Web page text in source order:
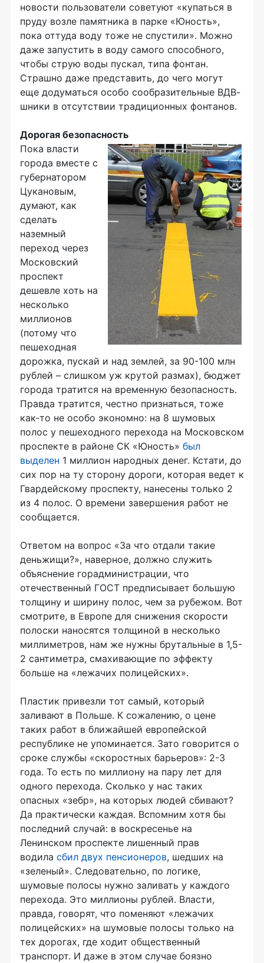
новости пользователи советуют «купаться в
пруду возле памятника в парке «Юность»,
пока оттуда воду тоже не спустили». Можно
даже запустить в воду самого способного,
чтобы струю воды пускал, типа фонтан.
Страшно даже представить, до чего могут
еще додуматься особо сообразительные ВДВ-
шники в отсутствии традиционных фонтанов.
Дорогая безопасность
Пока власти
города вместе с
губернатором
Цукановым,
думают, как
сделать
наземный
переход через
Московский
проспект
дешевле хоть на
несколько
миллионов
(потому что
пешеходная
дорожка, пускай и над землей, за 90-100 млн
рублей – слишком уж крутой размах), бюджет
города тратится на временную безопасность.
Правда тратится, честно признаться, тоже
как-то не особо экономно: на 8 шумовых
полос у пешеходного перехода на Московском
проспекте в районе СК «Юность» был
выделен 1 миллион народных денег. Кстати, до
сих пор на ту сторону дороги, которая ведет к
Гвардейскому проспекту, нанесены только 2
из 4 полос. О времени завершения работ не
сообщается.
Ответом на вопрос «За что отдали такие
деньжищи?», наверное, должно служить
объяснение горадминистрации, что
отечественный ГОСТ предписывает большую
толщину и ширину полос, чем за рубежом. Вот
смотрите, в Европе для снижения скорости
полоски наносятся толщиной в несколько
миллиметров, нам же нужны брутальные в 1,5-
2 сантиметра, смахивающие по эффекту
больше на «лежачих полицейских».
Пластик привезли тот самый, который
заливают в Польше. К сожалению, о цене
таких работ в ближайшей европейской
республике не упоминается. Зато говорится о
сроке службы «скоростных барьеров»: 2-3
года. То есть по миллиону на пару лет для
одного перехода. Сколько у нас таких
опасных «зебр», на которых людей сбивают?
Да практически каждая. Вспомним хотя бы
последний случай: в воскресенье на
Ленинском проспекте лишенный прав
водила сбил двух пенсионеров, шедших на
«зеленый». Следовательно, по логике,
шумовые полосы нужно заливать у каждого
перехода. Это миллионы рублей. Власти,
правда, говорят, что поменяют «лежачих
полицейских» на шумовые полосы только на
тех дорогах, где ходит общественный
транспорт. И даже в этом случае боязно